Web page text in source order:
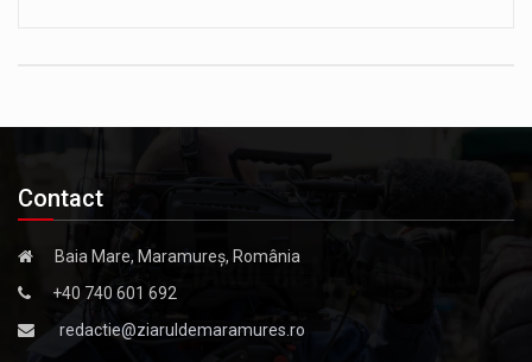
Contact
Baia Mare, Maramureș, România
+40 740 601 692
redactie@ziaruldemaramures.ro